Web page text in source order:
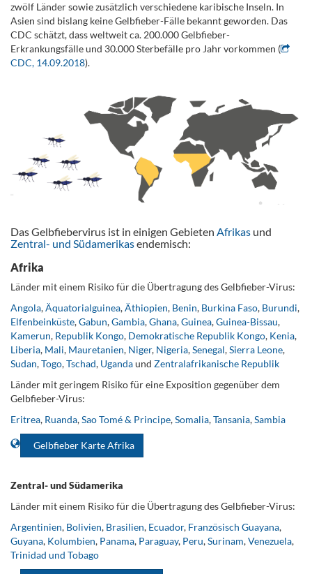
zwölf Länder sowie zusätzlich verschiedene karibische Inseln. In
Asien sind bislang keine Gelbfieber-Fälle bekannt geworden. Das
CDC schätzt, dass weltweit ca. 200.000 Gelbfieber-
Erkrankungsfälle und 30.000 Sterbefälle pro Jahr vorkommen (
CDC, 14.09.2018).
Das Gelbfiebervirus ist in einigen Gebieten Afrikas und
Zentral- und Südamerikasendemisch:
Afrika
Länder mit einem Risiko für die Übertragung des Gelbfieber-Virus:
Angola,Äquatorialguinea,Äthiopien, Benin, Burkina Faso, Burundi,
Elfenbeinküste,Gabun,Gambia,Ghana,Guinea,Guinea-Bissau,
Kamerun, Republik Kongo, Demokratische Republik Kongo, Kenia,
Liberia, Mali, Mauretanien, Niger, Nigeria,Senegal,Sierra Leone,
Sudan,Togo,Tschad, Ugandaund Zentralafrikanische Republik
Länder mit geringem Risiko für eine Exposition gegenüber dem
Gelbfieber-Virus:
Eritrea, Ruanda,Sao Tomé & Principe,Somalia,Tansania,Sambia
Gelbfieber Karte Afrika
Zentral- und Südamerika
Länder mit einem Risiko für die Übertragung des Gelbfieber-Virus:
Argentinien, Bolivien, Brasilien, Ecuador, Französisch Guayana,
Guyana, Kolumbien, Panama, Paraguay, Peru,Surinam,Venezuela,
Trinidad und Tobago